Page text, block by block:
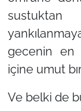
sustuktan
gecenin en
içine umut
Ve belki de